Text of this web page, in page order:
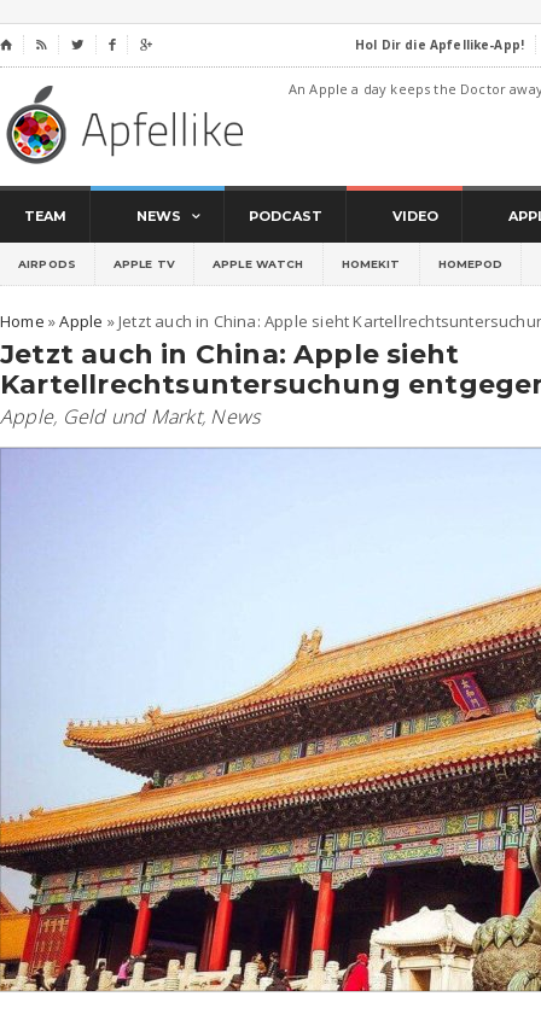
⌂     Hol Dir die Apfellike-App!
An Apple a day keeps the Doctor
TEAM NEWS PODCAST VIDEO
AIRPODS APPLE TV APPLE WATCH HOMEKIT HOMEPOD
Home »Apple » Jetzt auch in China: Apple sieht
Jetzt auch in China: Apple sieht
Kartellrechtsuntersuchung
Apple, Geld und Markt, News